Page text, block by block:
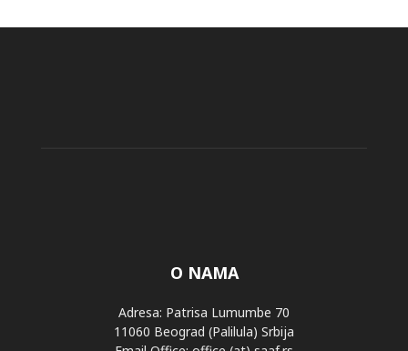
O NAMA
Adresa: Patrisa Lumumbe 70
11060 Beograd (Palilula) Srbija